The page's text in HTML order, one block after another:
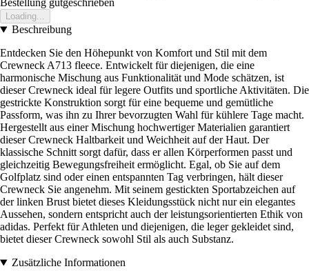
Bestellung gutgeschrieben
Loading...
Beschreibung
Entdecken Sie den Höhepunkt von Komfort und Stil mit dem
Crewneck A713 fleece. Entwickelt für diejenigen, die eine
harmonische Mischung aus Funktionalität und Mode schätzen, ist
dieser Crewneck ideal für legere Outfits und sportliche Aktivitäten. Die
gestrickte Konstruktion sorgt für eine bequeme und gemütliche
Passform, was ihn zu Ihrer bevorzugten Wahl für kühlere Tage macht.
Hergestellt aus einer Mischung hochwertiger Materialien garantiert
dieser Crewneck Haltbarkeit und Weichheit auf der Haut. Der
klassische Schnitt sorgt dafür, dass er allen Körperformen passt und
gleichzeitig Bewegungsfreiheit ermöglicht. Egal, ob Sie auf dem
Golfplatz sind oder einen entspannten Tag verbringen, hält dieser
Crewneck Sie angenehm. Mit seinem gestickten Sportabzeichen auf
der linken Brust bietet dieses Kleidungsstück nicht nur ein elegantes
Aussehen, sondern entspricht auch der leistungsorientierten Ethik von
adidas. Perfekt für Athleten und diejenigen, die leger gekleidet sind,
bietet dieser Crewneck sowohl Stil als auch Substanz.
Zusätzliche Informationen